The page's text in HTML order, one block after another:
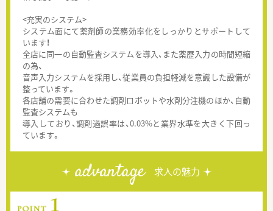
<充実のシステム>
システム面にて薬剤師の業務効率化をしっかりとサポートして
います！
全店に同一の自動監査システムを導入、また薬歴入力の時間短縮
の為、
音声入力システムを採用し、従業員の負担軽減を意識した設備が
整っています。
各店舗の需要に合わせた調剤ロボットや水剤分注機のほか、自動
監査システムも
導入しており、調剤過誤率は、0.03%と業界水準を大きく下回っ
ています。
advantage 求人の魅力